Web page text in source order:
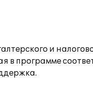
и
в программе